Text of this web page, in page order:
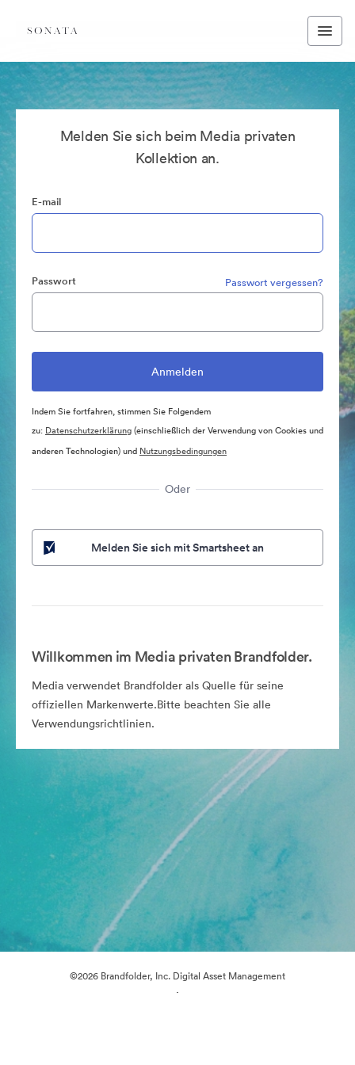
Melden Sie sich beim Media privaten
Kollektion an.
E-mail
Passwort Passwort vergessen?
Indem Sie fortfahren, stimmen Sie Folgendem
zu: Datenschutzerklärung(einschließlich der Verwendung von Cookies und
anderen Technologien) und Nutzungsbedingungen
Oder
Melden Sie sich mit Smartsheet an
Willkommen im Media privaten Brandfolder.
Media verwendet Brandfolder als Quelle für seine
offiziellen Markenwerte.Bitte beachten Sie alle
Verwendungsrichtlinien.
©2026 Brandfolder, Inc. Digital Asset Management
·